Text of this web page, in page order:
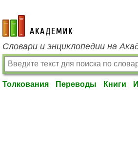
academic.ru
Словари и энциклопедии на
Толкования Переводы Книги